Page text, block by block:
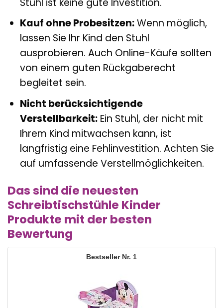
Stuhl ist keine gute Investition.
Kauf ohne Probesitzen:Wenn möglich,
lassen Sie Ihr Kind den Stuhl
ausprobieren. Auch Online-Käufe sollten
von einem guten Rückgaberecht
begleitet sein.
Nicht berücksichtigende
Verstellbarkeit:Ein Stuhl, der nicht mit
Ihrem Kind mitwachsen kann, ist
langfristig eine Fehlinvestition. Achten Sie
auf umfassende Verstellmöglichkeiten.
Das sind die neuesten
Schreibtischstühle Kinder
Produkte mit der besten
Bewertung
1